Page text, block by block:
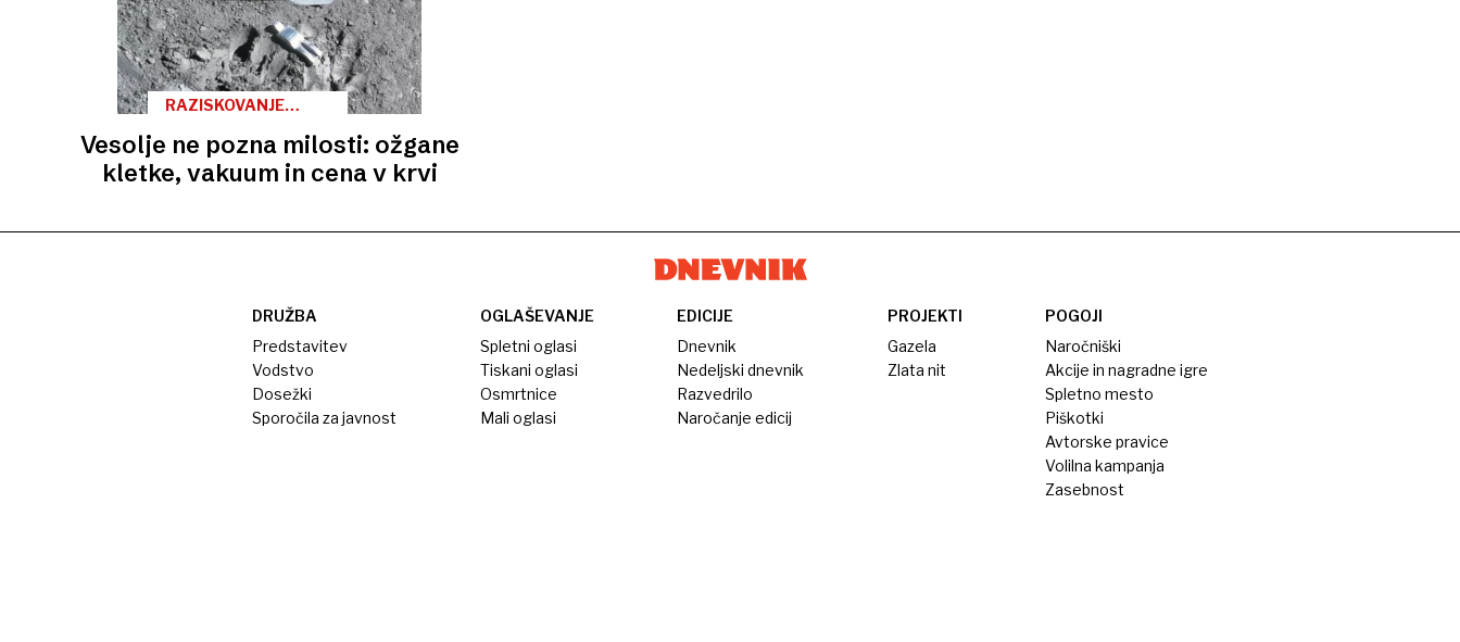
RAZISKOVANJE
Vesolje ne pozna milosti: ožgane
kletke, vakuum in cena v krvi
DRUŽBA
Predstavitev
Vodstvo
Dosežki
Sporočila za javnost
OGLAŠEVANJE
Spletni oglasi
Tiskani oglasi
Osmrtnice
Mali oglasi
EDICIJE
Dnevnik
Nedeljski dnevnik
Razvedrilo
Naročanje edicij
PROJEKTI
Gazela
Zlata nit
POGOJI
Naročniški
Akcije in nagradne igre
Spletno mesto
Piškotki
Avtorske pravice
Volilna kampanja
Zasebnost